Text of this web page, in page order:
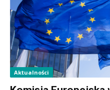
Aktualności